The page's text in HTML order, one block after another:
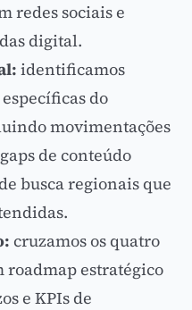
redes sociais e
digital.
identificamos
do
movimentações
de conteúdo
busca regionais que
cruzamos os quatro
roadmap estratégico
e KPIsde